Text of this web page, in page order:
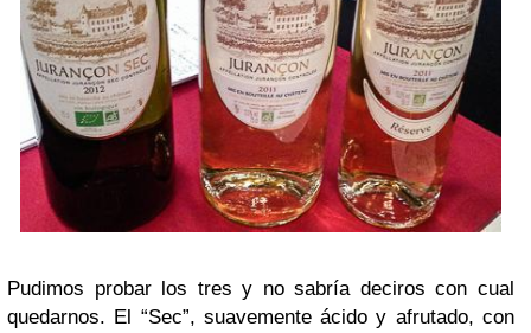
Pudimos probar los tres y no sabría deciros con cual
quedarnos. El “Sec”, suavemente ácido y afrutado, con